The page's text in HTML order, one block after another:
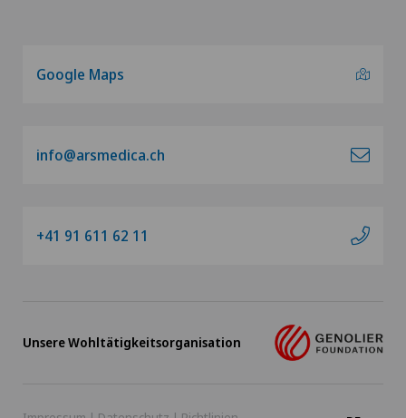
Google Maps
info@arsmedica.ch
+41 91 611 62 11
Unsere Wohltätigkeitsorganisation